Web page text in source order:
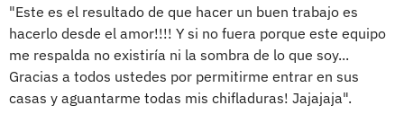
"Este es el resultado de que hacer un buen trabajo es
hacerlo desde el amor!!!! Y si no fuera porque este equipo
me respalda no existiría ni la sombra de lo que soy...
Gracias a todos ustedes por permitirme entrar en sus
casas y aguantarme todas mis chifladuras! Jajajaja".